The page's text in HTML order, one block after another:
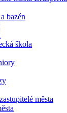
bazén
škola
města